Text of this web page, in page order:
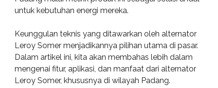
untuk kebutuhan energi mereka.
Keunggulan teknis yang ditawarkan oleh alternator
Leroy Somer menjadikannya pilihan utama di pasar.
Dalam artikel ini, kita akan membahas lebih dalam
mengenai fitur, aplikasi, dan manfaat dari alternator
Leroy Somer, khususnya di wilayah Padang.